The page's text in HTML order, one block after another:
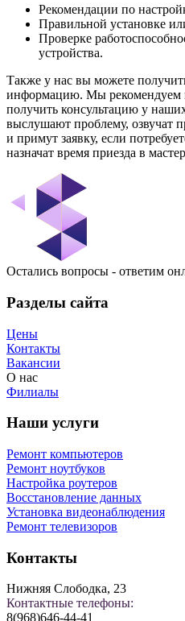
Рекомендации по
Правильной установке
Проверке
устройства.
Также у нас вы можете
информацию. Мы рекомендуем
получить консультацию у
выслушают проблему, озвучат
и примут заявку, если
назначат время приезда в
Остались вопросы - ответим
Разделы сайта
Цены
Контакты
Вакансии
О нас
Филиалы
Наши услуги
Ремонт компьютеров
Ремонт ноутбуков
Настройка роутеров
Восстановление данных
Установка видеонаблюдения
Ремонт телевизоров
Контакты
Нижняя Слободка, 23
Контактные телефоны:
8(968)646-44-41